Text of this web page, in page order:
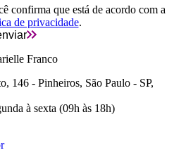
confirma que está de acordo com a
de privacidade.
Franco
146 - Pinheiros, São Paulo - SP,
à sexta (09h às 18h)